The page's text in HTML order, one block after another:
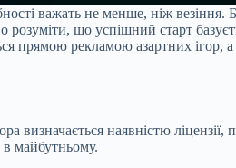
важать не менше, ніж
що успішний старт
рекламою азартних ігор, а
наявністю ліцензії,
в майбутньому.